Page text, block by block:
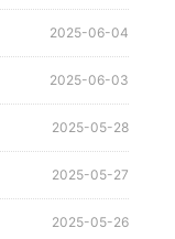
2025-06-04
2025-06-03
2025-05-28
2025-05-27
2025-05-26